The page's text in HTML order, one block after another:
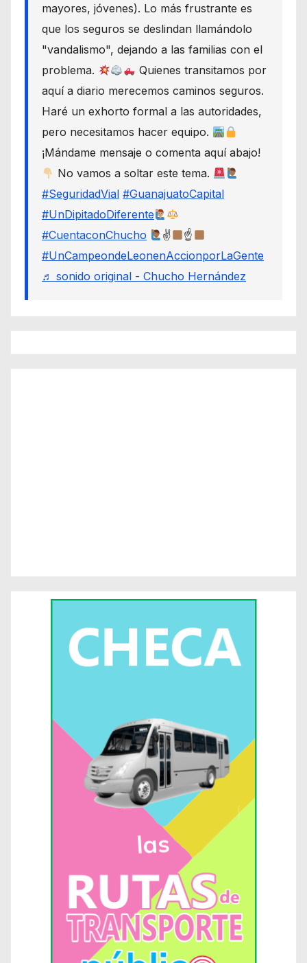
mayores, jóvenes). Lo más frustrante es
que los seguros se deslindan llamándolo
"vandalismo", dejando a las familias con el
problema.
Quienes transitamos por
aquí a diario merecemos caminos seguros.
Haré un exhorto formal a las autoridades,
pero necesitamos hacer equipo.
¡Mándame mensaje o comenta aquí abajo!
No vamos a soltar este tema.
#SeguridadVial #GuanajuatoCapital
#UnDipitadoDiferente
#CuentaconChucho
✌
☝
#UnCampeondeLeonenAccionporLaGente
♬ sonido original - Chucho Hernández